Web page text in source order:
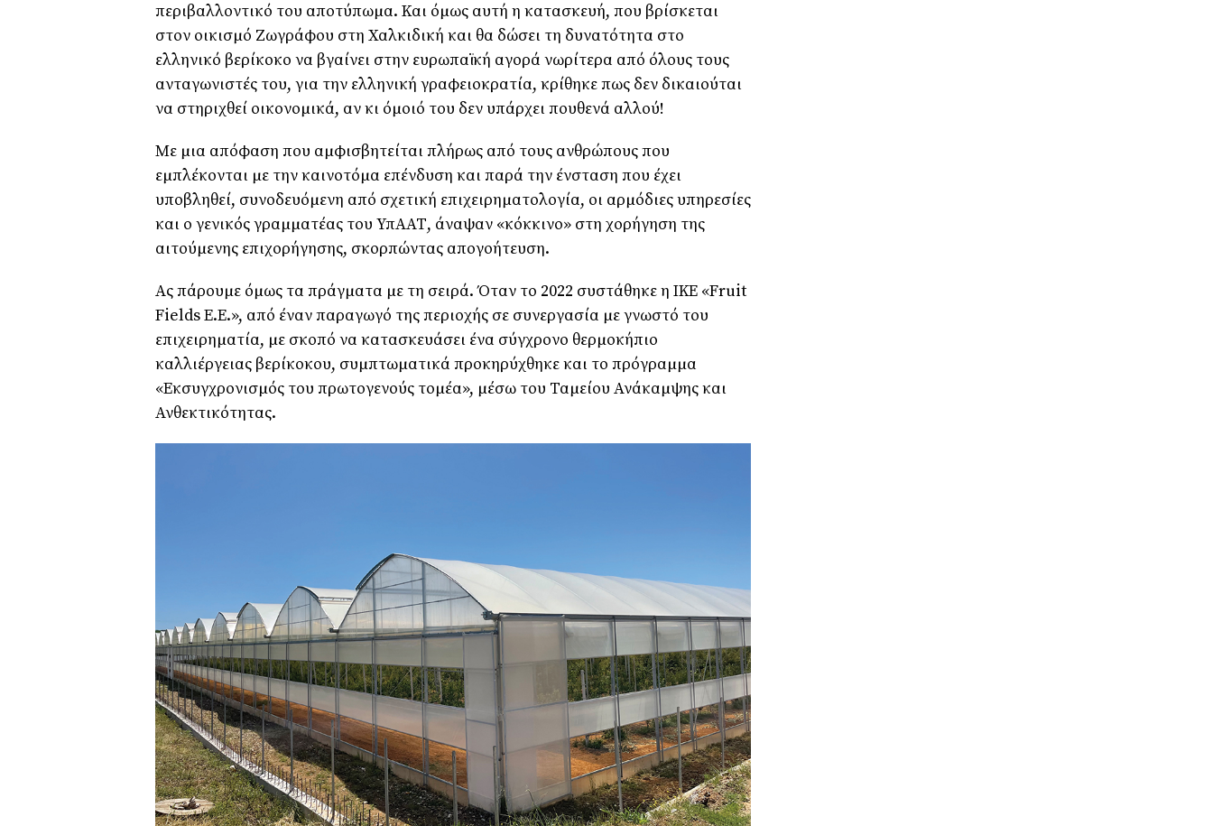
περιβαλλοντικό του αποτύπωµα. Και όµως αυτή η κατασκευή, που βρίσκεται
στον οικισµό Ζωγράφου στη Χαλκιδική και θα δώσει τη δυνατότητα στο
ελληνικό βερίκοκο να βγαίνει στην ευρωπαϊκή αγορά νωρίτερα από όλους τους
ανταγωνιστές του, για την ελληνική γραφειοκρατία, κρίθηκε πως δεν δικαιούται
να στηριχθεί οικονοµικά, αν κι όµοιό του δεν υπάρχει πουθενά αλλού!
Με µια απόφαση που αµφισβητείται πλήρως από τους ανθρώπους που
εµπλέκονται µε την καινοτόµα επένδυση και παρά την ένσταση που έχει
υποβληθεί, συνοδευόµενη από σχετική επιχειρηµατολογία, οι αρµόδιες υπηρεσίες
και ο γενικός γραµµατέας του ΥπΑΑΤ, άναψαν «κόκκινο» στη χορήγηση της
αιτούµενης επιχορήγησης, σκορπώντας απογοήτευση.
Ας πάρουµε όµως τα πράγµατα µε τη σειρά. Όταν το 2022 συστάθηκε η ΙΚΕ «Fruit
Fields Ε.Ε.», από έναν παραγωγό της περιοχής σε συνεργασία µε γνωστό του
επιχειρηµατία, µε σκοπό να κατασκευάσει ένα σύγχρονο θερµοκήπιο
καλλιέργειας βερίκοκου, συµπτωµατικά προκηρύχθηκε και το πρόγραµµα
«Εκσυγχρονισµός του πρωτογενούς τοµέα», µέσω του Ταµείου Ανάκαµψης και
Ανθεκτικότητας.